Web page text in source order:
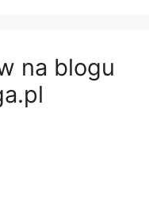
na blogu